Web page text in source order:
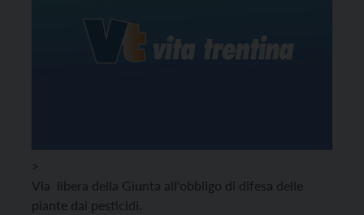
>
Via libera della Giunta all'obbligo di difesa delle
piante dai pesticidi.